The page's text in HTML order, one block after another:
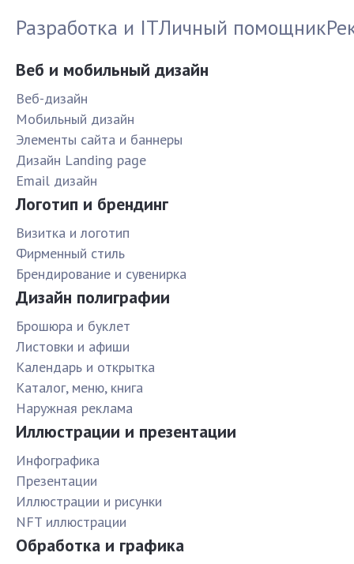
Разработка и ITЛичный помощник
Веб и мобильный дизайн
Веб-дизайн
Мобильный дизайн
Элементы сайта и баннеры
Дизайн Landing page
Email дизайн
Логотип и брендинг
Визитка и логотип
Фирменный стиль
Брендирование и сувенирка
Дизайн полиграфии
Брошюра и буклет
Листовки и афиши
Календарь и открытка
Каталог, меню, книга
Наружная реклама
Иллюстрации и презентации
Инфографика
Презентации
Иллюстрации и рисунки
NFT иллюстрации
Обработка и графика